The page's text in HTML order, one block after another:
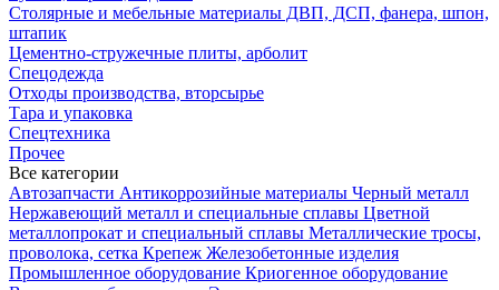
Столярные и мебельные материалы ДВП, ДСП, фанера, шпон,
штапик
Цементно-стружечные плиты, арболит
Спецодежда
Отходы производства, вторсырье
Тара и упаковка
Спецтехника
Прочее
Все категории
Автозапчасти Антикоррозийные материалы Черный металл
Нержавеющий металл и специальные сплавы Цветной
металлопрокат и специальный сплавы Металлические тросы,
проволока, сетка Крепеж Железобетонные изделия
Промышленное оборудование Криогенное оборудование